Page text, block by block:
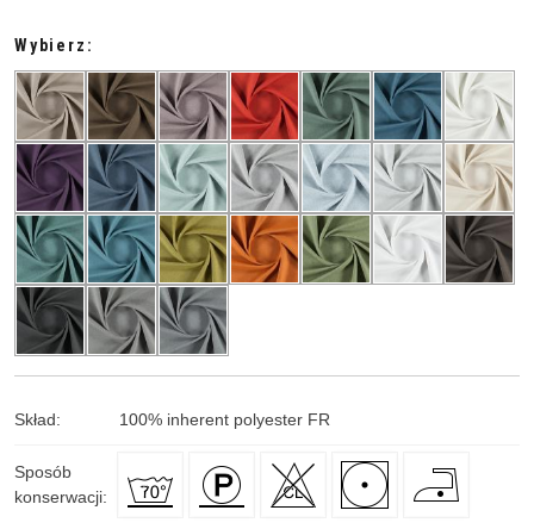
Wybierz:
Skład: 100% inherent polyester FR
Sposób
konserwacji: